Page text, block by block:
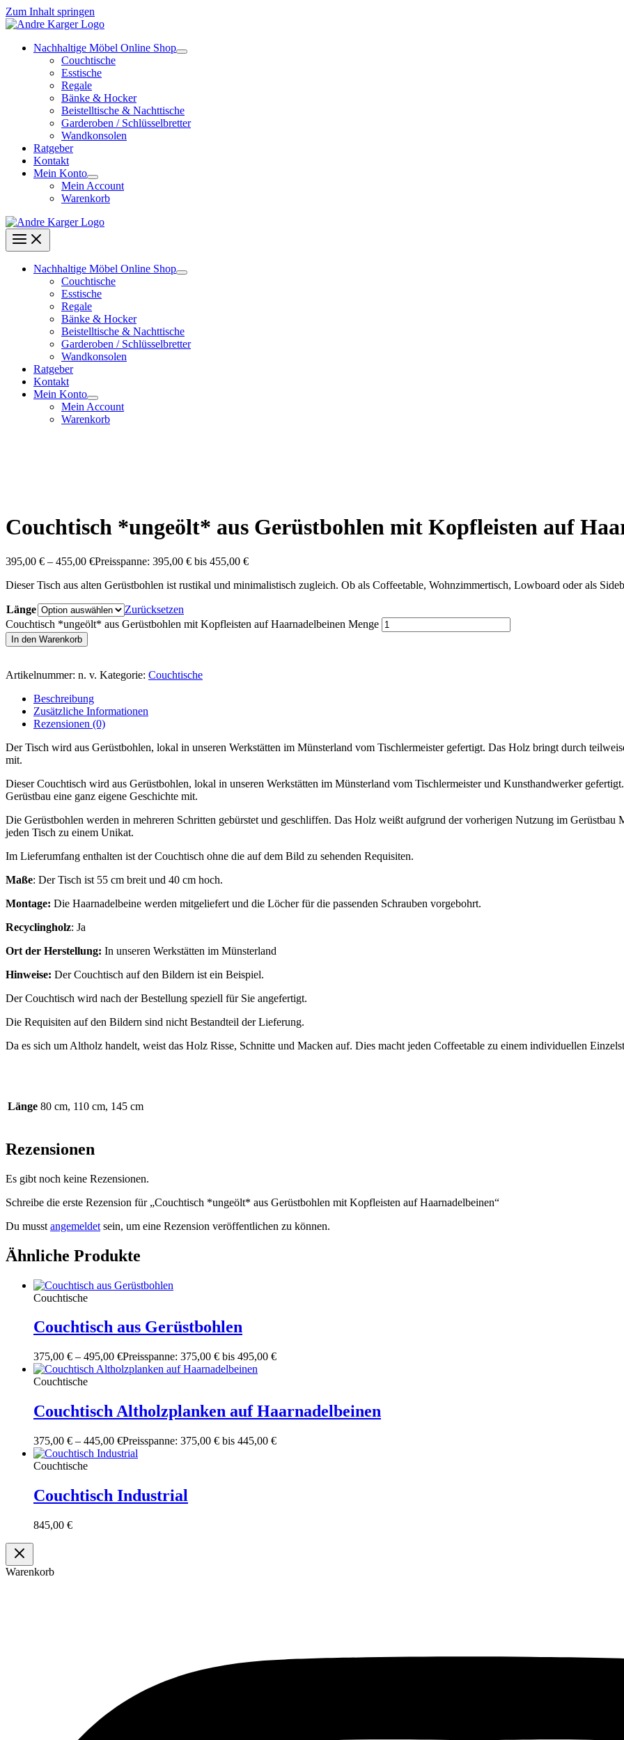
Zum Inhalt springen
Nachhaltige Möbel Online Shop
Couchtische
Esstische
Regale
Bänke & Hocker
Beistelltische & Nachttische
Garderoben / Schlüsselbretter
Wandkonsolen
Ratgeber
Kontakt
Mein Konto
Mein Account
Warenkorb
Nachhaltige Möbel Online Shop
Couchtische
Esstische
Regale
Bänke & Hocker
Beistelltische & Nachttische
Garderoben / Schlüsselbretter
Wandkonsolen
Ratgeber
Kontakt
Mein Konto
Mein Account
Warenkorb
Couchtisch *ungeölt* aus Gerüstbohlen mit Kopfleisten auf
395,00 € – 455,00 €Preisspanne: 395,00 € bis 455,00 €
Dieser Tisch aus alten Gerüstbohlen ist rustikal und minimalistisch zugleich. Ob als Coffeetable, Wohnzimmertisch, Lowboard oder als
Länge
Zurücksetzen
Couchtisch *ungeölt* aus Gerüstbohlen mit Kopfleisten auf Haarnadelbeinen Menge
In den Warenkorb
Artikelnummer: n. v. Kategorie: Couchtische
Beschreibung
Zusätzliche Informationen
Rezensionen (0)
Der Tisch wird aus Gerüstbohlen, lokal in unseren Werkstätten im Münsterland vom Tischlermeister gefertigt. Das Holz bringt durch
mit.
Dieser Couchtisch wird aus Gerüstbohlen, lokal in unseren Werkstätten im Münsterland vom Tischlermeister und Kunsthandwerker
Gerüstbau eine ganz eigene Geschichte mit.
Die Gerüstbohlen werden in mehreren Schritten gebürstet und geschliffen. Das Holz weißt aufgrund der vorherigen Nutzung im Gerüstbau
jeden Tisch zu einem Unikat.
Im Lieferumfang enthalten ist der Couchtisch ohne die auf dem Bild zu sehenden Requisiten.
Maße: Der Tisch ist 55 cm breit und 40 cm hoch.
Montage: Die Haarnadelbeine werden mitgeliefert und die Löcher für die passenden Schrauben vorgebohrt.
Recyclingholz: Ja
Ort der Herstellung: In unseren Werkstätten im Münsterland
Hinweise: Der Couchtisch auf den Bildern ist ein Beispiel.
Der Couchtisch wird nach der Bestellung speziell für Sie angefertigt.
Die Requisiten auf den Bildern sind nicht Bestandteil der Lieferung.
Da es sich um Altholz handelt, weist das Holz Risse, Schnitte und Macken auf. Dies macht jeden Coffeetable zu einem individuellen
Länge 80 cm, 110 cm, 145 cm
Rezensionen
Es gibt noch keine Rezensionen.
Schreibe die erste Rezension für „Couchtisch *ungeölt* aus Gerüstbohlen mit Kopfleisten auf Haarnadelbeinen“
Du musst angemeldet sein, um eine Rezension veröffentlichen zu können.
Ähnliche Produkte
Couchtische
Couchtisch aus Gerüstbohlen
375,00 € – 495,00 €Preisspanne: 375,00 € bis 495,00 €
Couchtische
Couchtisch Altholzplanken auf Haarnadelbeinen
375,00 € – 445,00 €Preisspanne: 375,00 € bis 445,00 €
Couchtische
Couchtisch Industrial
845,00 €
Warenkorb